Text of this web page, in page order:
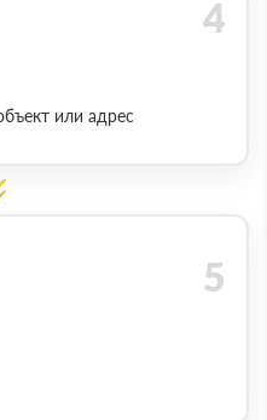
или адрес